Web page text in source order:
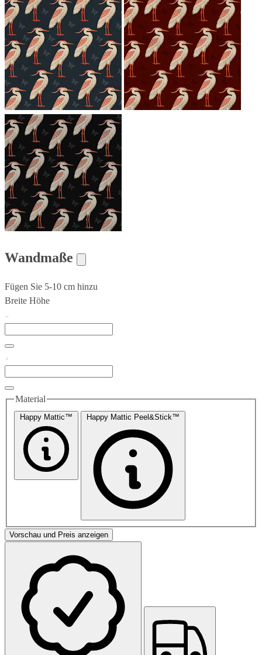
Wandmaße
Fügen Sie 5-10 cm hinzu
Breite Höhe
Material
Happy Mattic™ Happy Mattic Peel&Stick™
Vorschau und Preis anzeigen